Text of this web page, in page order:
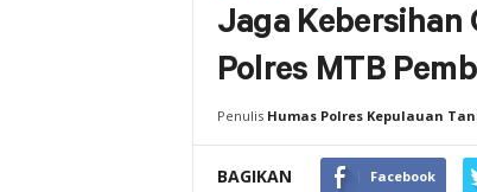
Jaga Kebersihan
Polres MTB
Penulis Humas Polres Kepulauan
BAGIKAN Facebook